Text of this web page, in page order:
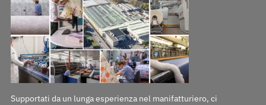
Supportati da un lunga esperienza nel manifatturiero, ci